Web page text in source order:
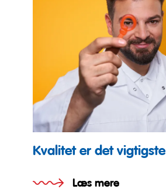
Kvalitet er det vigtigste
Læs mere